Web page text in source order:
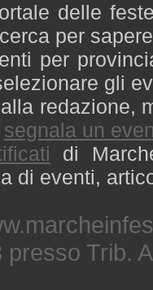
delle
per
per
gli
redazione,
segnala un
di
di eventi,
presso Trib.